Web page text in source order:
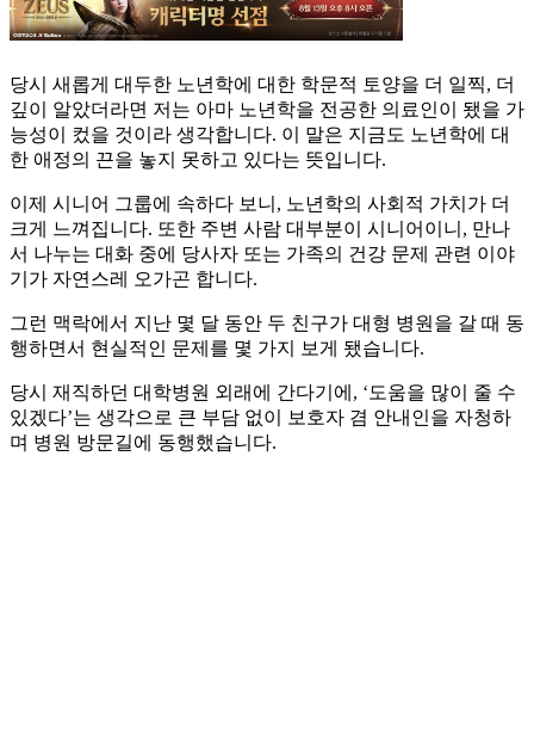
당시 새롭게 대두한 노년학에 대한 학문적 토양을 더 일찍, 더
깊이 알았더라면 저는 아마 노년학을 전공한 의료인이 됐을 가
능성이 컸을 것이라 생각합니다. 이 말은 지금도 노년학에 대
한 애정의 끈을 놓지 못하고 있다는 뜻입니다.
이제 시니어 그룹에 속하다 보니, 노년학의 사회적 가치가 더
크게 느껴집니다. 또한 주변 사람 대부분이 시니어이니, 만나
서 나누는 대화 중에 당사자 또는 가족의 건강 문제 관련 이야
기가 자연스레 오가곤 합니다.
그런 맥락에서 지난 몇 달 동안 두 친구가 대형 병원을 갈 때 동
행하면서 현실적인 문제를 몇 가지 보게 됐습니다.
당시 재직하던 대학병원 외래에 간다기에, ‘도움을 많이 줄 수
있겠다’는 생각으로 큰 부담 없이 보호자 겸 안내인을 자청하
며 병원 방문길에 동행했습니다.